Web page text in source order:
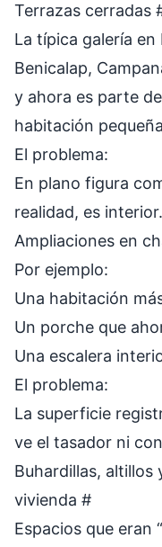
Terrazas cerradas
La típica galería
Benicalap,
y ahora es parte
habitación
El problema:
En plano figura
realidad, es interior.
Ampliaciones en
Por ejemplo:
Una habitación
Un porche que
Una escalera
El problema:
La superficie
ve el tasador ni
Buhardillas,
vivienda #
Espacios que eran